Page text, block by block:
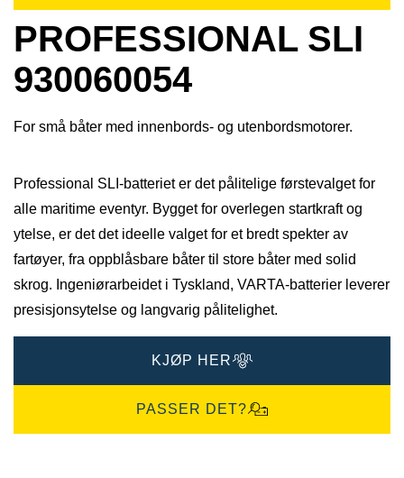
PROFESSIONAL SLI
930060054
For små båter med innenbords- og utenbordsmotorer.
Professional SLI-batteriet er det pålitelige førstevalget for
alle maritime eventyr. Bygget for overlegen startkraft og
ytelse, er det det ideelle valget for et bredt spekter av
fartøyer, fra oppblåsbare båter til store båter med solid
skrog. Ingeniørarbeidet i Tyskland, VARTA-batterier leverer
presisjonsytelse og langvarig pålitelighet.​
KJØP HER
PASSER DET?